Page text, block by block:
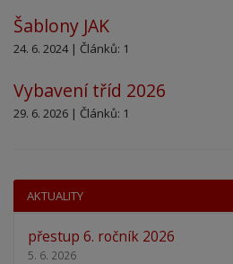
Šablony JAK
24. 6. 2024 | Článků: 1
Vybavení tříd 2026
29. 6. 2026 | Článků: 1
AKTUALITY
přestup 6. ročník 2026
5. 6. 2026